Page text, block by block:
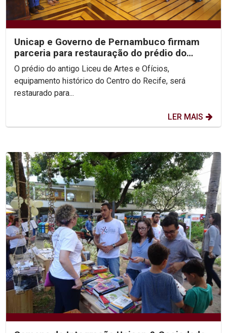
Unicap e Governo de Pernambuco firmam
parceria para restauração do prédio do
antigo Liceu de...
O prédio do antigo Liceu de Artes e Ofícios,
equipamento histórico do Centro do Recife, será
restaurado para...
LER MAIS